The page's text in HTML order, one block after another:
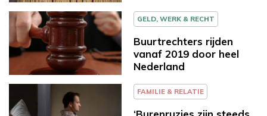
GELD, WERK & RECHT
Buurtrechters rijden
vanaf 2019 door heel
Nederland
FAMILIE & RELATIE